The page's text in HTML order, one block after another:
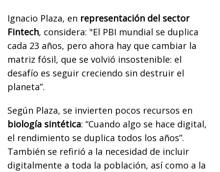
Ignacio Plaza, en representación del sector
Fintech, considera: "El PBI mundial se duplica
cada 23 años, pero ahora hay que cambiar la
matriz fósil, que se volvió insostenible: el
desafío es seguir creciendo sin destruir el
planeta”.
Según Plaza, se invierten pocos recursos en
biología sintética: “Cuando algo se hace digital,
el rendimiento se duplica todos los años”.
También se refirió a la necesidad de incluir
digitalmente a toda la población, así como a la